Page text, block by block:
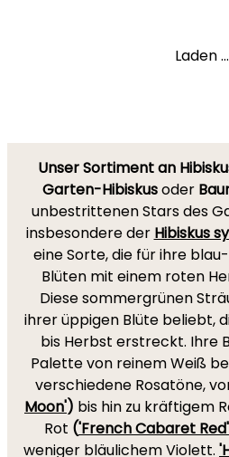
Laden ...
Unser Sortiment an
Garten-Hibiskusoder
unbestrittenen Stars des
insbesondere der Hibiskus
eine Sorte, die für ihre
Blüten mit einem roten
Diese sommergrünen
ihrer üppigen Blüte beliebt,
bis Herbst erstreckt. Ihre
Palette von reinem Weiß
verschiedene Rosatöne,
Moon') bis hin zu kräftigem
Rot ('French Cabaret Red'
weniger bläulichem Violett.